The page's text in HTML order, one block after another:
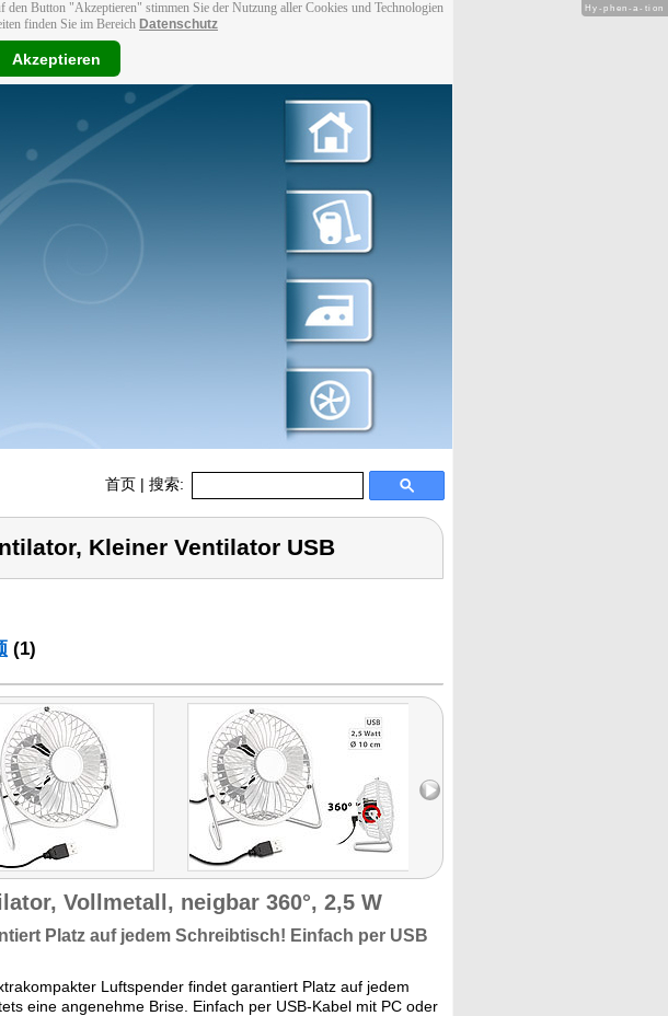
Button "Akzeptieren" stimmen Sie der Nutzung aller Cookies und Technologien
finden Sie im Bereich Datenschutz
Akzeptieren
首页 | 搜索:
Kleiner Ventilator USB
(1)
Vollmetall, neigbar 360°, 2,5 W
Platz auf jedem Schreibtisch! Einfach per USB
Luftspender findet garantiert Platz auf jedem
eine angenehme Brise. Einfach per USB-Kabel mit PC oder
Hy-phen-a-tion